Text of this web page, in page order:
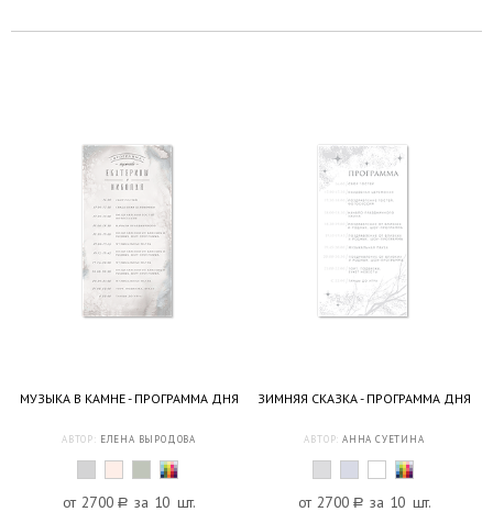
МУЗЫКА В КАМНЕ - ПРОГРАММА ДНЯ
АВТОР: ЕЛЕНА ВЫРОДОВА
от 2700 a за 10 шт.
ЗИМНЯЯ СКАЗКА - ПРОГРАММА ДНЯ
АВТОР: АННА СУЕТИНА
от 2700 a за 10 шт.